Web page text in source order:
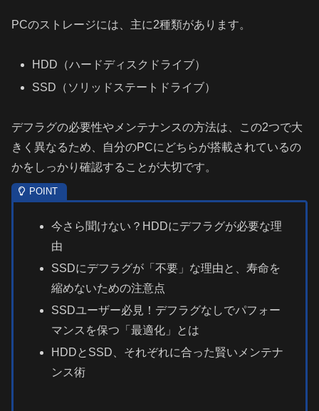
PCのストレージには、主に2種類があります。
HDD（ハードディスクドライブ）
SSD（ソリッドステートドライブ）
デフラグの必要性やメンテナンスの方法は、この2つで大
きく異なるため、自分のPCにどちらが搭載されているの
かをしっかり確認することが大切です。
今さら聞けない？HDDにデフラグが必要な理
由
SSDにデフラグが「不要」な理由と、寿命を
縮めないための注意点
SSDユーザー必見！デフラグなしでパフォー
マンスを保つ「最適化」とは
HDDとSSD、それぞれに合った賢いメンテナ
ンス術